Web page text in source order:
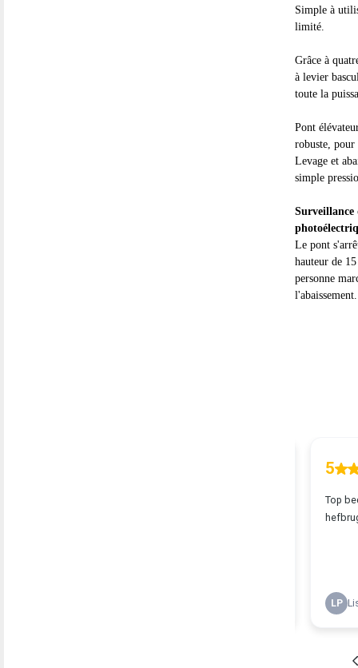
Simple à
limité.
Grâce à
à levier
toute la
Pont
robuste, pour
Levage et
simple
Surveillance
Le pont
hauteur de
personne
l'abaissement.